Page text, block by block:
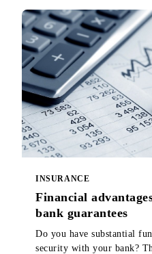
INSURANCE
Financial
bank guarantees
Do you have substantial
security with your bank?